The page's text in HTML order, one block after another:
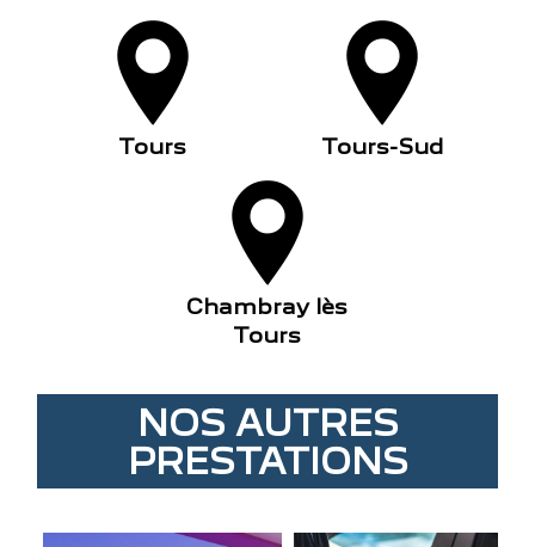
Tours Tours-Sud
Chambray lès
Tours
NOS AUTRES
PRESTATIONS